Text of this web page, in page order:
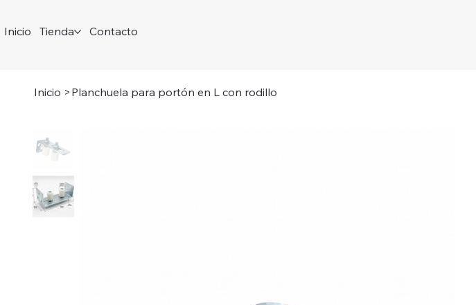
Inicio Tienda Contacto
Inicio > Planchuela para portón en L con rodillo